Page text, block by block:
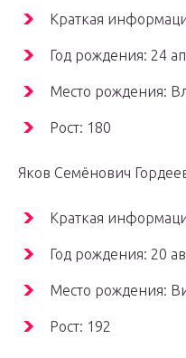
Краткая
Год рождения: 24
Место рождения:
Рост: 180
Яков Семёнович
Краткая
Год рождения: 20
Место рождения:
Рост: 192